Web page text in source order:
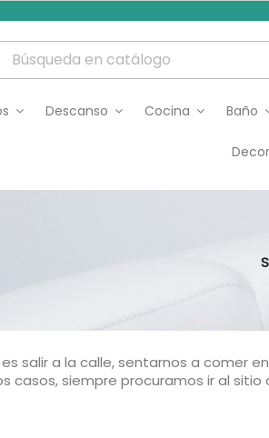
Descanso Cocina Baño
salir a la calle, sentarnos a
casos, siempre procuramos ir al